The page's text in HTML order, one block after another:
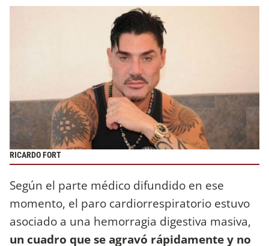
RICARDO FORT
Según el parte médico difundido en ese
momento, el paro cardiorrespiratorio estuvo
asociado a una hemorragia digestiva masiva,
un cuadro que se agravó rápidamente y no